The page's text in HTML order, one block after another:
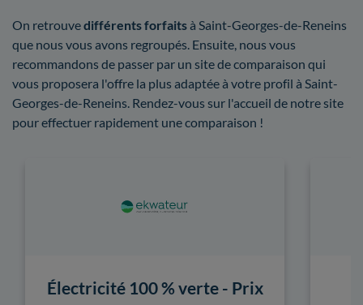
On retrouvedifférents forfaitsà Saint-Georges-de-Reneins
que nous vous avons regroupés. Ensuite, nous vous
recommandons de passer par un site de comparaison qui
vous proposera l'offre la plus adaptée à votre profil à Saint-
Georges-de-Reneins. Rendez-vous sur l'accueil de notre site
pour effectuer rapidement une comparaison !
Électricité 100 % verte - Prix